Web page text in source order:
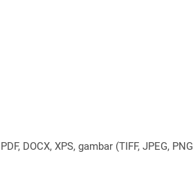
DOCX, XPS, gambar (TIFF, JPEG, PNG